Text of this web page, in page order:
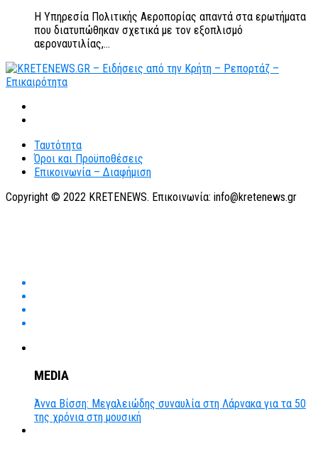
Η Υπηρεσία Πολιτικής Αεροπορίας απαντά στα ερωτήματα
που διατυπώθηκαν σχετικά με τον εξοπλισμό
αεροναυτιλίας,...
Ταυτότητα
Όροι και Προϋποθέσεις
Επικοινωνία – Διαφήμιση
Copyright © 2022 KRETENEWS. Επικοινωνία: info@kretenews.gr
MEDIA
Άννα Βίσση: Μεγαλειώδης συναυλία στη Λάρνακα για τα 50
της χρόνια στη μουσική